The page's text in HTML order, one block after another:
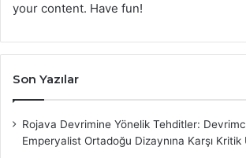
your content. Have fun!
Son Yazılar
Rojava Devrimine Yönelik Tehditler:
Emperyalist Ortadoğu Dizaynına Karşı Kritik